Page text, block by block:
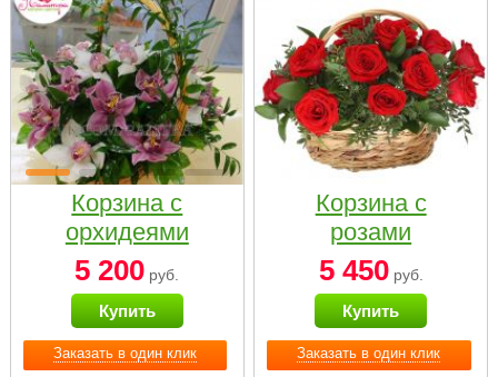
Заказать в один клик
Корзина с
орхидеями
малая
5 200 руб.
Купить
Заказать в один клик
Корзина с
розами
«Красный
Париж»
5 450руб.
Купить